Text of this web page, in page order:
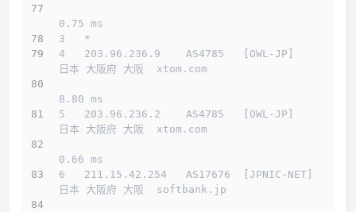
0.75 ms
3   *
4   203.96.236.9    AS4785   [OWL-JP]
日本 大阪府 大阪  xtom.com
8.80 ms
5   203.96.236.2    AS4785   [OWL-JP]
日本 大阪府 大阪  xtom.com
0.66 ms
6   211.15.42.254   AS17676  [JPNIC-NET]
日本 大阪府 大阪  softbank.jp